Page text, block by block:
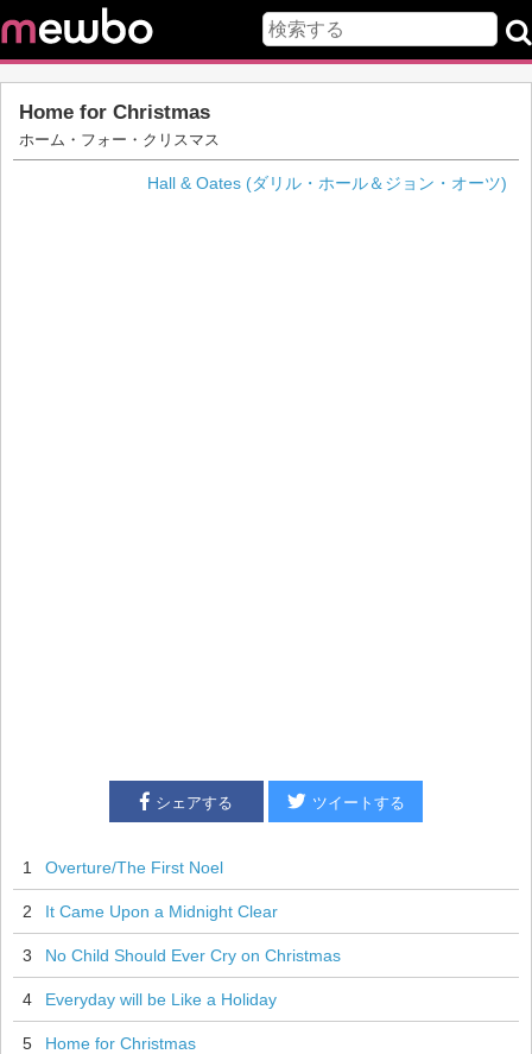
Home for Christmas
ホーム・フォー・クリスマス
Hall & Oates (ダリル・ホール＆ジョン・オーツ)
シェアする ツイートする
1 Overture/The First Noel
2 It Came Upon a Midnight Clear
3 No Child Should Ever Cry on Christmas
4 Everyday will be Like a Holiday
5 Home for Christmas